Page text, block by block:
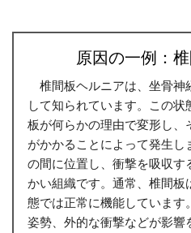
原因の一例：
椎間板ヘルニアは、坐骨神
して知られています。この
板が何らかの理由で変形し、
がかかることによって発生
の間に位置し、衝撃を吸収す
かい組織です。通常、椎間板
態では正常に機能しています
姿勢、外的な衝撃などが影響